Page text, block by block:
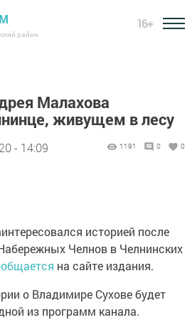
район
16+
Малахова
живущем в лесу
- 14:09 1191 0 0
историей после
Челнов в Челнинских
на сайте издания.
о Владимире Сухове будет
из программ канала.